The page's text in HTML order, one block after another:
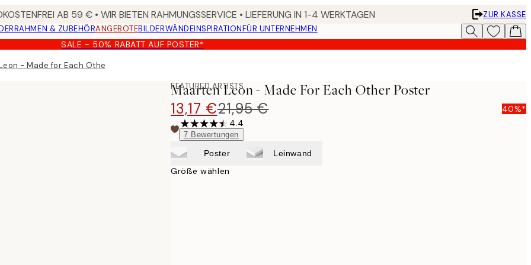
AB 59 € • WIR BIETEN RAHMUNGSSERVICE • LIEFERUNG IN 1-4 WERKTAGEN
ZUR KASSE
RAHMEN & ZUBEHÖRANGEBOTEBILDERWÄNDEINSPIRATIONFÜR UNTERNEHMEN
SALE - 50% RABATT AUF POSTER*
- Made for Each Other Poster
FEATURED ARTISTS
Maarten Leon - Made For Each Other Poster
13,17 €21,95 €
40%*
4.4
7 Bewertungen
Poster Leinwand
Größe wählen